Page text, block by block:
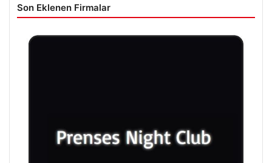
Son Eklenen Firmalar